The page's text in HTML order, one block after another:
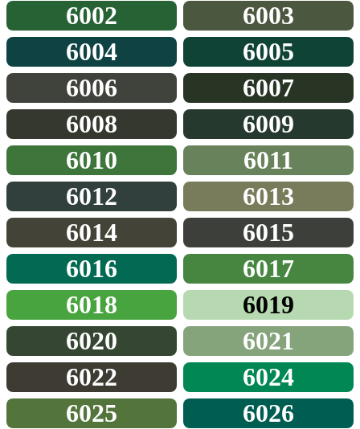
6002
6003
6004
6005
6006
6007
6008
6009
6010
6011
6012
6013
6014
6015
6016
6017
6018
6019
6020
6021
6022
6024
6025
6026